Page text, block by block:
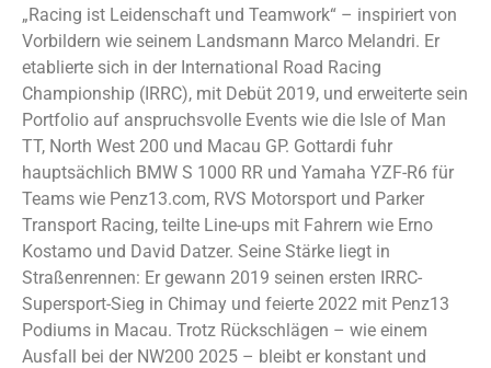
„Racing ist Leidenschaft und Teamwork“ – inspiriert von
Vorbildern wie seinem Landsmann Marco Melandri. Er
etablierte sich in der International Road Racing
Championship (IRRC), mit Debüt 2019, und erweiterte sein
Portfolio auf anspruchsvolle Events wie die Isle of Man
TT, North West 200 und Macau GP. Gottardi fuhr
hauptsächlich BMW S 1000 RR und Yamaha YZF-R6 für
Teams wie Penz13.com, RVS Motorsport und Parker
Transport Racing, teilte Line-ups mit Fahrern wie Erno
Kostamo und David Datzer. Seine Stärke liegt in
Straßenrennen: Er gewann 2019 seinen ersten IRRC-
Supersport-Sieg in Chimay und feierte 2022 mit Penz13
Podiums in Macau. Trotz Rückschlägen – wie einem
Ausfall bei der NW200 2025 – bleibt er konstant und